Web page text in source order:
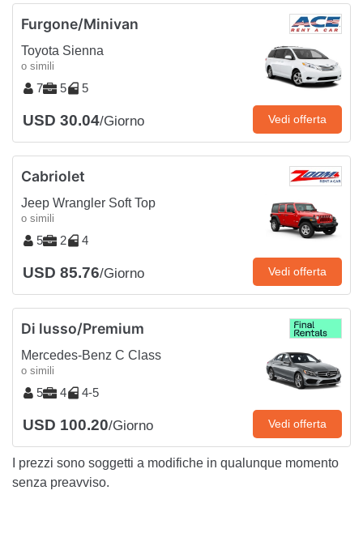
Furgone/Minivan
Toyota Sienna
o simili
7 5 5
USD 30.04/Giorno Vedi offerta
Cabriolet
Jeep Wrangler Soft Top
o simili
5 2 4
USD 85.76/Giorno Vedi offerta
Di lusso/Premium
Mercedes-Benz C Class
o simili
5 4 4-5
USD 100.20/Giorno Vedi offerta
I prezzi sono soggetti a modifiche in qualunque momento
senza preavviso.